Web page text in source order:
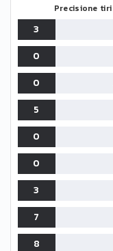
Precisione tiri
3
0
0
5
0
0
3
7
8